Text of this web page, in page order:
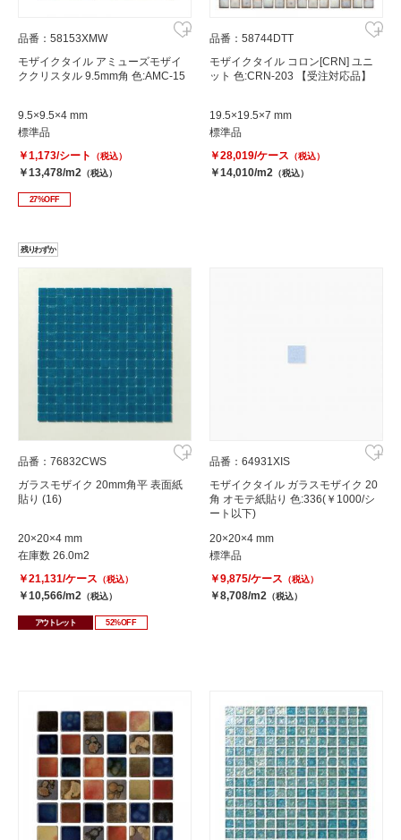
品番：58153XMW
モザイクタイル アミューズモザイ
ククリスタル 9.5mm角 色:AMC-15
9.5×9.5×4 mm
標準品
￥1,173/シート
（税込）
￥13,478/m2 （税込）
27%OFF
品番：58744DTT
モザイクタイル コロン[CRN] ユニ
ット 色:CRN-203 【受注対応品】
19.5×19.5×7 mm
標準品
￥28,019/ケース （税込）
￥14,010/m2 （税込）
残りわずか
品番：76832CWS
ガラスモザイク 20mm角平 表面紙
貼り (16)
20×20×4 mm
在庫数 26.0m2
￥21,131/ケース （税込）
￥10,566/m2 （税込）
アウトレット 52%OFF
品番：64931XIS
モザイクタイル ガラスモザイク 20
角 オモテ紙貼り 色:336(￥1000/シ
ート以下)
20×20×4 mm
標準品
￥9,875/ケース （税込）
￥8,708/m2 （税込）